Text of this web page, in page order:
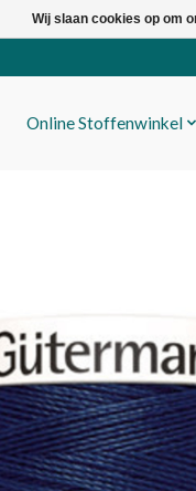
Online Stoffenwinkel
Wij slaan cookies op om